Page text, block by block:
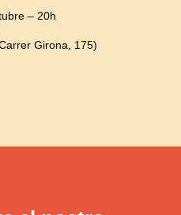
– 20h
Girona, 175)